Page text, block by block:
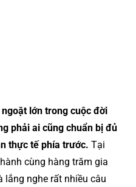
lớn trong cuộc đời
phải ai cũng chuẩn bị đủ
thực tế phía trước. Tại
cùng hàng trăm gia
lắng nghe rất nhiều câu